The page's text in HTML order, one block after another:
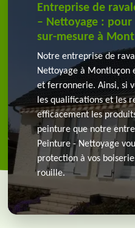
Entreprise de
– Nettoyage :
sur-mesure à
Notre entreprise de
Nettoyage à Montluçon
et ferronnerie. Ainsi, si
les qualifications et les
efficacement les
peinture que notre
Peinture - Nettoyage
protection à vos
rouille.